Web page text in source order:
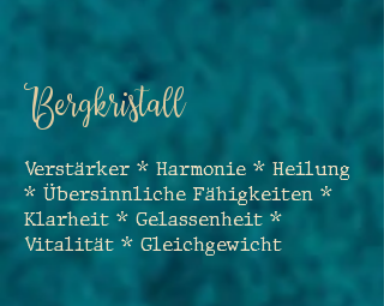
Bergkristall
Verstärker * Harmonie * Heilung
* Übersinnliche Fähigkeiten *
Klarheit * Gelassenheit *
Vitalität * Gleichgewicht